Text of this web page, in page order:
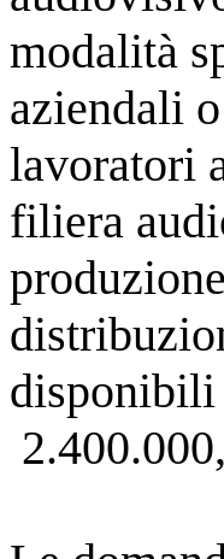
modalità
aziendali
lavoratori
filiera
disponibili